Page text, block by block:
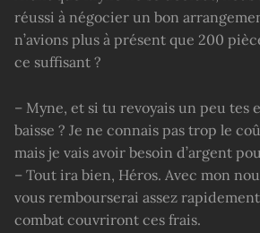
réussi à négocier un bon
n’avions plus à présent que 200
ce suffisant ?
– Myne, et si tu revoyais un peu tes
baisse ? Je ne connais pas trop le
mais je vais avoir besoin d’argent
– Tout ira bien, Héros. Avec mon
vous rembourserai assez
combat couvriront ces frais.